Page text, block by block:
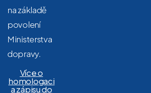
na základě
povolení
Ministerstva
dopravy.
Více o
homologaci
a zápisu do